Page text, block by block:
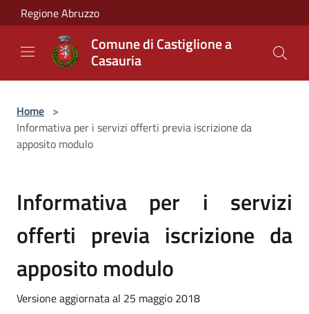
Salta al contenuto principale
Regione Abruzzo
Comune di Castiglione a
Casauria
Home >
Informativa per i servizi offerti previa iscrizione da
apposito modulo
Informativa per i servizi
offerti previa iscrizione da
apposito modulo
Versione aggiornata al 25 maggio 2018